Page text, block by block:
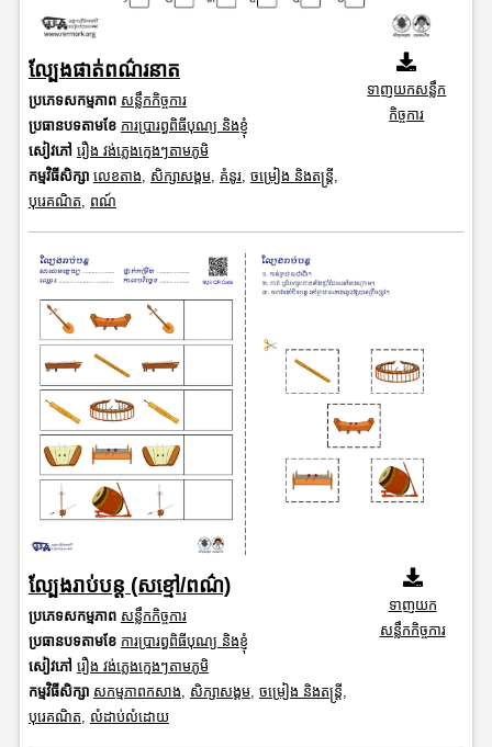
ល្បែងផាត់ពណ៌រនាត
ប្រភេទសកម្មភាព សន្លឹកកិច្ចការ
ប្រធានបទតាមខែ ការប្រារព្ធពិធីបុណ្យ និងខ្ញុំ
សៀវភៅ រឿង វង់ភ្លេងក្មេងៗតាមភូមិ
កម្មវិធីសិក្សា លេខតាង សិក្សាសង្គម, គំនូរ, ចម្រៀង និងតន្ត្រី
បុរេគណិត
ពណ៍
ទាញយកសន្លឹក
កិច្ចការ
ល្បែងរាប់បន្ត (សខ្មៅ/ពណ៌)
ប្រភេទសកម្មភាព សន្លឹកកិច្ចការ
ប្រធានបទតាមខែ ការប្រារព្ធពិធីបុណ្យ និងខ្ញុំ
សៀវភៅ រឿង វង់ភ្លេងក្មេងៗតាមភូមិ
កម្មវិធីសិក្សា សកម្មភាពកសាង, សិក្សាសង្គម, ចម្រៀង និងតន្ត្រី,
បុរេគណិត, លំដាប់លំដោយ
ទាញយក
សន្លឹកកិច្ចការ